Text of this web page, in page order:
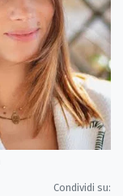
Condividi su: